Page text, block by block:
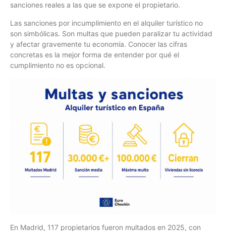
sanciones reales a las que se expone el propietario.
Las sanciones por incumplimiento en el alquiler turístico no
son simbólicas. Son multas que pueden paralizar tu actividad
y afectar gravemente tu economía. Conocer las cifras
concretas es la mejor forma de entender por qué el
cumplimiento no es opcional.
En Madrid, 117 propietarios fueron multados en 2025, con